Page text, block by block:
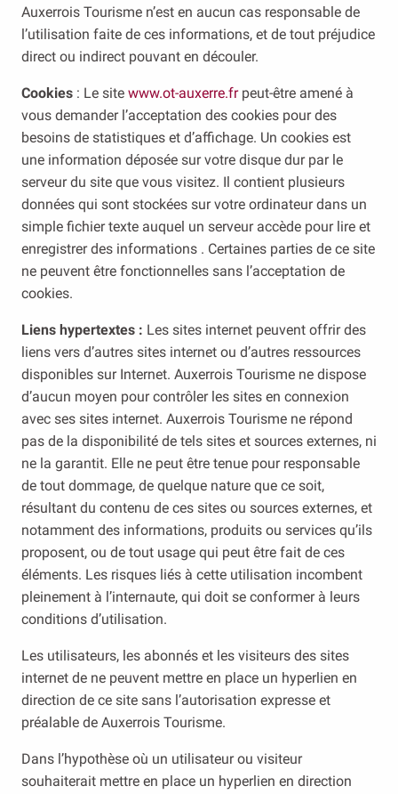
Auxerrois Tourisme n’est en aucun cas responsable de
l’utilisation faite de ces informations, et de tout préjudice
direct ou indirect pouvant en découler.
Cookies : Le site www.ot-auxerre.frpeut-être amené à
vous demander l’acceptation des cookies pour des
besoins de statistiques et d’affichage. Un cookies est
une information déposée sur votre disque dur par le
serveur du site que vous visitez. Il contient plusieurs
données qui sont stockées sur votre ordinateur dans un
simple fichier texte auquel un serveur accède pour lire et
enregistrer des informations . Certaines parties de ce site
ne peuvent être fonctionnelles sans l’acceptation de
cookies.
Liens hypertextes : Les sites internet peuvent offrir des
liens vers d’autres sites internet ou d’autres ressources
disponibles sur Internet. Auxerrois Tourisme ne dispose
d’aucun moyen pour contrôler les sites en connexion
avec ses sites internet. Auxerrois Tourisme ne répond
pas de la disponibilité de tels sites et sources externes, ni
ne la garantit. Elle ne peut être tenue pour responsable
de tout dommage, de quelque nature que ce soit,
résultant du contenu de ces sites ou sources externes, et
notamment des informations, produits ou services qu’ils
proposent, ou de tout usage qui peut être fait de ces
éléments. Les risques liés à cette utilisation incombent
pleinement à l’internaute, qui doit se conformer à leurs
conditions d’utilisation.
Les utilisateurs, les abonnés et les visiteurs des sites
internet de ne peuvent mettre en place un hyperlien en
direction de ce site sans l’autorisation expresse et
préalable de Auxerrois Tourisme.
Dans l’hypothèse où un utilisateur ou visiteur
souhaiterait mettre en place un hyperlien en direction